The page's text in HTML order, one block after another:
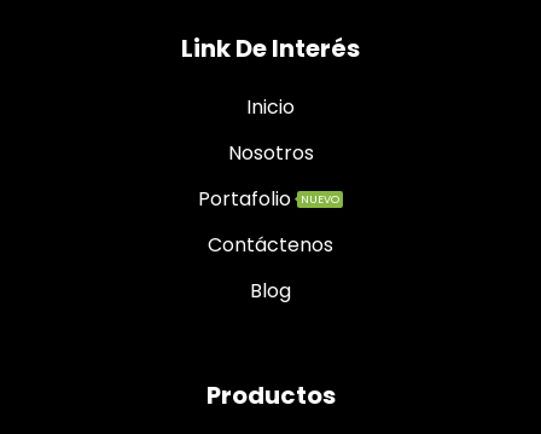
Link De Interés
Inicio
Nosotros
Portafolio
NUEVO
Contáctenos
Blog
Productos